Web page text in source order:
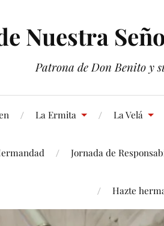
Nuestra
Patrona de Don Benito y
La Ermita La Velá
Jornada de
Hazte